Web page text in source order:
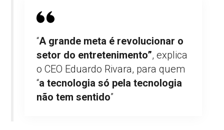
“A grande meta é revolucionar o
setor do entretenimento”, explica
o CEO Eduardo Rivara, para quem
“a tecnologia só pela tecnologia
não tem sentido”